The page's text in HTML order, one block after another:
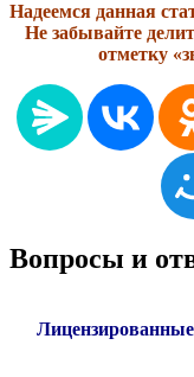
Надеемся данная
Не забывайте
отметку
Вопросы и